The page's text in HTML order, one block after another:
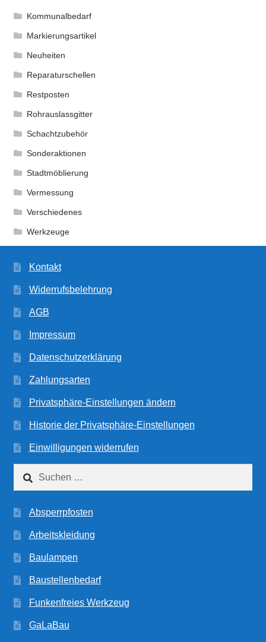
Kommunalbedarf
Markierungsartikel
Neuheiten
Reparaturschellen
Restposten
Rohrauslassgitter
Schachtzubehör
Sonderaktionen
Stadtmöblierung
Vermessung
Verschiedenes
Werkzeuge
Kontakt
Widerrufsbelehrung
AGB
Impressum
Datenschutzerklärung
Zahlungsarten
Privatsphäre-Einstellungen ändern
Historie der Privatsphäre-Einstellungen
Einwilligungen widerrufen
nach:
Absperrpfosten
Arbeitskleidung
Baulampen
Baustellenbedarf
Funkenfreies Werkzeug
GaLaBau